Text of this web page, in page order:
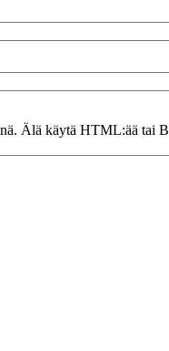
Älä käytä HTML:ää tai